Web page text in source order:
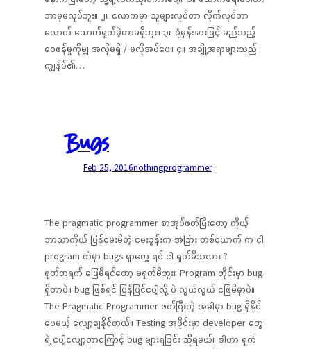
ဘာမှမလုပ်ဘူး။ ၂။ လောကမှာ သူများလုပ်တာ လိုက်လုပ်တာ
လောက် သောက်ရှက်မဲ့တာမရှိဘူး။ ၃။ ပုံမှန်အားဖြင့် မည်သည့်
ဝေဖန်မှုကိုမျှ အလိုမရှိ / မလိုအပ်ပေ။ ၄။ အချို့အရာများသည်
ကျွန်ုပ်၏…
Bugs
Feb 25, 2016nothingprogrammer
The pragmatic programmer စာအုပ်ဖတ်ပြီးတော့ ကိုယ့်
ဘာသာကိုယ် ပြန်မေးမိတဲ့ မေးခွန်းက အခြား တစ်ယောက် က ငါ
program ထဲမှာ bugs ရှာတွေ့ ရင် ငါ ရှက်မိသလား ?
ရုတ်တရက် ဖြေမိရင်တော့ မရှက်မိဘူး။ Program တိုင်းမှာ bug
ရှိတာပဲ။ bug ဖြစ်ရင် ပြန်ပြင်ပေါ့လို့ ပဲ လွယ်လွယ် ဖြေမိမှာပဲ။
The Pragmatic Programmer ဖတ်ပြီးတဲ့ အခါမှာ bug ရှိနိုင်
ပေမယ့် လျော့ချနိုင်တယ်။ Testing အပိုင်းမှာ developer တွေ
ရဲ့ ပေါ့လျော့တာကြောင့် bug များရခြင်း ဆိုရမယ်။ ဒါဟာ ရှက်